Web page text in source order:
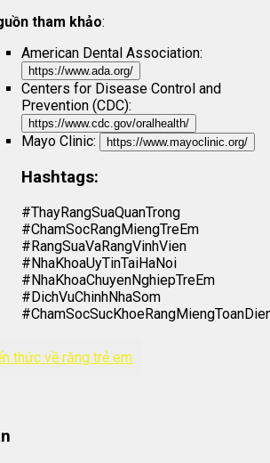
tham khảo:
American Dental Association:
https://www.ada.org/
Centers for Disease Control and
Prevention (CDC):
https://www.cdc.gov/oralhealth/
Mayo Clinic: https://www.mayoclinic.org/
Hashtags:
#ThayRangSuaQuanTrong
#ChamSocRangMiengTreEm
#RangSuaVaRangVinhVien
#NhaKhoaUyTinTaiHaNoi
#NhaKhoaChuyenNghiepTreEm
#DichVuChinhNhaSom
thức về răng trẻ em